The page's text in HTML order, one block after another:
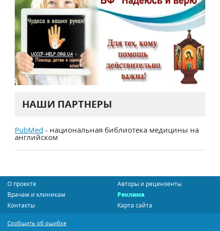
НАШИ ПАРТНЕРЫ
PubMed - национальная библиотека медицины на
английском
О проекте
Авторы и рецензенты
Врачам и клиникам
Реклама
Контакты
Карта сайта
Сообщить об ошибке